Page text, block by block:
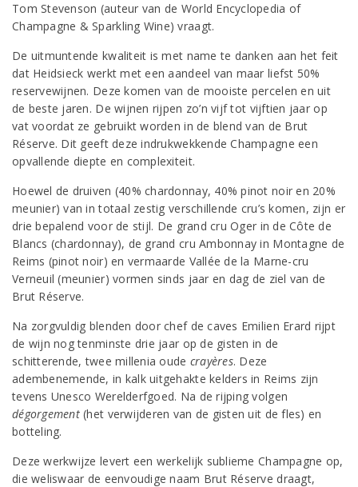
Tom Stevenson (auteur van de World Encyclopedia of
Champagne & Sparkling Wine) vraagt.
De uitmuntende kwaliteit is met name te danken aan het feit
dat Heidsieck werkt met een aandeel van maar liefst 50%
reservewijnen. Deze komen van de mooiste percelen en uit
de beste jaren. De wijnen rijpen zo’n vijf tot vijftien jaar op
vat voordat ze gebruikt worden in de blend van de Brut
Réserve. Dit geeft deze indrukwekkende Champagne een
opvallende diepte en complexiteit.
Hoewel de druiven (40% chardonnay, 40% pinot noir en 20%
meunier) van in totaal zestig verschillende cru’s komen, zijn er
drie bepalend voor de stijl. De grand cru Oger in de Côte de
Blancs (chardonnay), de grand cru Ambonnay in Montagne de
Reims (pinot noir) en vermaarde Vallée de la Marne-cru
Verneuil (meunier) vormen sinds jaar en dag de ziel van de
Brut Réserve.
Na zorgvuldig blenden door chef de caves Emilien Erard rijpt
de wijn nog tenminste drie jaar op de gisten in de
schitterende, twee millenia oude crayères. Deze
adembenemende, in kalk uitgehakte kelders in Reims zijn
tevens Unesco Werelderfgoed. Na de rijping volgen
dégorgement(het verwijderen van de gisten uit de fles) en
botteling.
Deze werkwijze levert een werkelijk sublieme Champagne op,
die weliswaar de eenvoudige naam Brut Réserve draagt,